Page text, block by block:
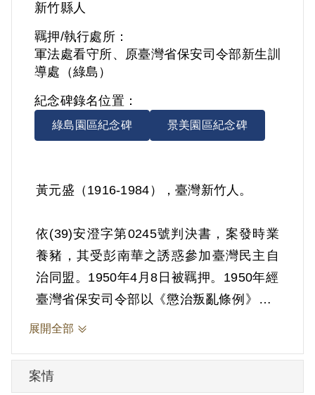
新竹縣人
羈押/執行處所：
軍法處看守所、原臺灣省保安司令部新生訓
導處（綠島）
紀念碑錄名位置：
綠島園區紀念碑 景美園區紀念碑
黃元盛（1916-1984），臺灣新竹人。
依(39)安澄字第0245號判決書，案發時業
養豬，其受彭南華之誘惑參加臺灣民主自
治同盟。1950年4月8日被羈押。1950年經
臺灣省保安司令部以《懲治叛亂條例》第5
條「參加叛亂之組織」判處有期徒刑13
其家屬於1999年7月向補償基金會提出申
展開全部
案情